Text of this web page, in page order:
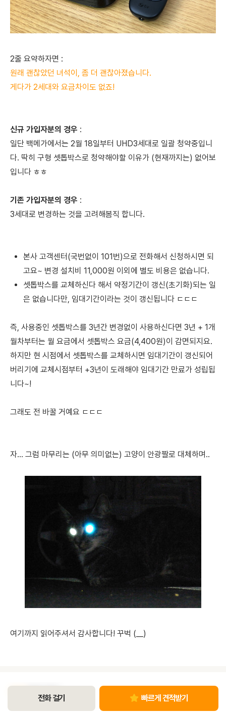
2줄 요약하자면 :
원래 괜찮았던 녀석이, 좀 더 괜찮아졌습니다.
게다가 2세대와 요금차이도 없죠!
신규 가입자분의 경우 :
일단 백메가에서는 2월 18일부터 UHD3세대로 일괄 청약중입니
다. 딱히 구형 셋톱박스로 청약해야할 이유가 (현재까지는) 없어보
입니다 ㅎㅎ
기존 가입자분의 경우 :
3세대로 변경하는 것을 고려해봄직 합니다.
본사 고객센터(국번없이 101번)으로 전화해서 신청하시면 되
고요~ 변경 설치비 11,000원 이외에 별도 비용은 없습니다.
셋톱박스를 교체하신다 해서 약정기간이 갱신(초기화)되는 일
은 없습니다만, 임대기간이라는 것이 갱신됩니다 ㄷㄷㄷ
즉, 사용중인 셋톱박스를 3년간 변경없이 사용하신다면 3년 + 1개
월차부터는 월 요금에서 셋톱박스 요금(4,400원)이 감면되지요.
하지만 현 시점에서 셋톱박스를 교체하시면 임대기간이 갱신되어
버리기에 교체시점부터 +3년이 도래해야 임대기간 만료가 성립됩
니다~!
그래도 전 바꿀 거예요 ㄷㄷㄷ
자... 그럼 마무리는 (아무 의미없는) 고양이 안광짤로 대체하며..
여기까지 읽어주셔서 감사합니다! 꾸벅 (__)
전화 걸기 빠르게 견적받기